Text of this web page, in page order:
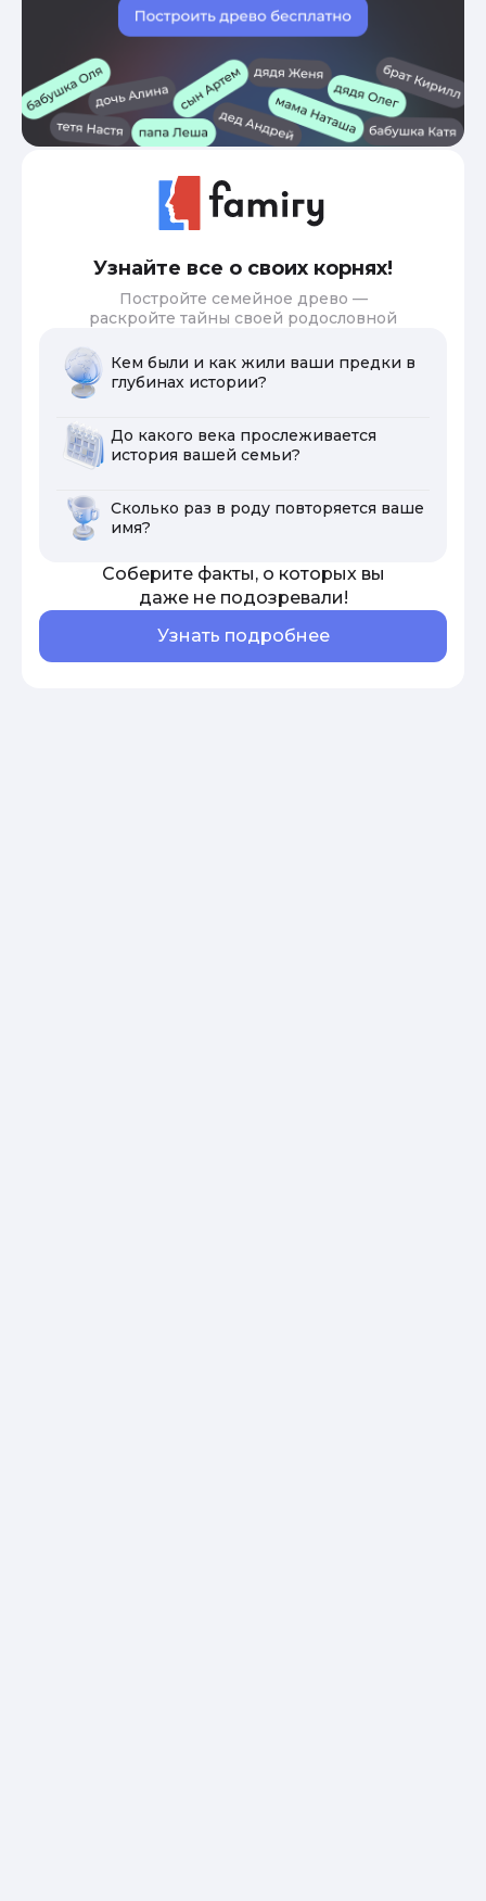
Узнайте все о своих корнях!
Постройте семейное древо —
раскройте тайны своей родословной
Кем были и как жили ваши предки в
глубинах истории?
До какого века прослеживается
история вашей семьи?
Сколько раз в роду повторяется ваше
имя?
Соберите факты, о которых вы
даже не подозревали!
Узнать подробнее